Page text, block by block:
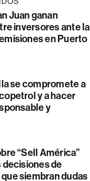
Juan ganan
inversores ante la
en Puerto
se compromete a
y a hacer
y
“Sell América”
de
siembran dudas